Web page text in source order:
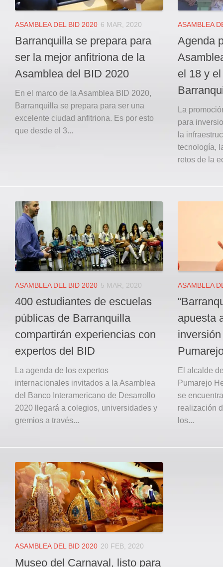
ASAMBLEA DEL BID 2020 6 MAR, 2020
Barranquilla se prepara para
ser la mejor anfitriona de la
Asamblea del BID 2020
En el marco de la Asamblea BID 2020,
Barranquilla se prepara para ser una
excelente ciudad anfitriona. Es por esto
que desde el 3...
ASAMBLEA
Agenda
el 18 y
La
para
la
tecnología,
retos de la
ASAMBLEA DEL BID 2020 5 MAR, 2020
400 estudiantes de escuelas
públicas de Barranquilla
compartirán experiencias con
expertos del BID
La agenda de los expertos
internacionales invitados a la Asamblea
del Banco Interamericano de Desarrollo
2020 llegará a colegios, universidades y
gremios a través...
ASAMBLEA
apuesta
El alcalde
Pumarejo
se
realización
los...
ASAMBLEA DEL BID 2020 20 FEB, 2020
Museo del Carnaval, listo para